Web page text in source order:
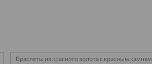
Браслеты из красного золота с красным камнем